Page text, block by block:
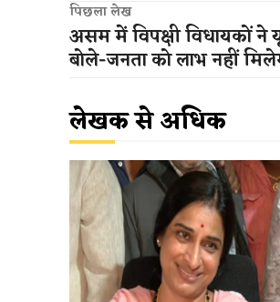
पिछला लेख
असम में विपक्षी विधायकों ने
बोले-जनता को लाभ नहीं
लेखक से अधिक